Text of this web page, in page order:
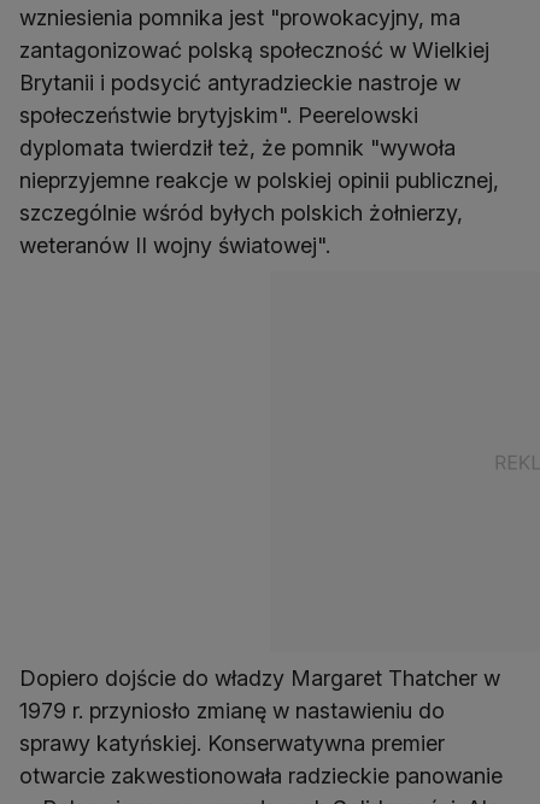
wzniesienia pomnika jest "prowokacyjny, ma
zantagonizować polską społeczność w Wielkiej
Brytanii i podsycić antyradzieckie nastroje w
społeczeństwie brytyjskim". Peerelowski
dyplomata twierdził też, że pomnik "wywoła
nieprzyjemne reakcje w polskiej opinii publicznej,
szczególnie wśród byłych polskich żołnierzy,
weteranów II wojny światowej".
Dopiero dojście do władzy Margaret Thatcher w
1979 r. przyniosło zmianę w nastawieniu do
sprawy katyńskiej. Konserwatywna premier
otwarcie zakwestionowała radzieckie panowanie